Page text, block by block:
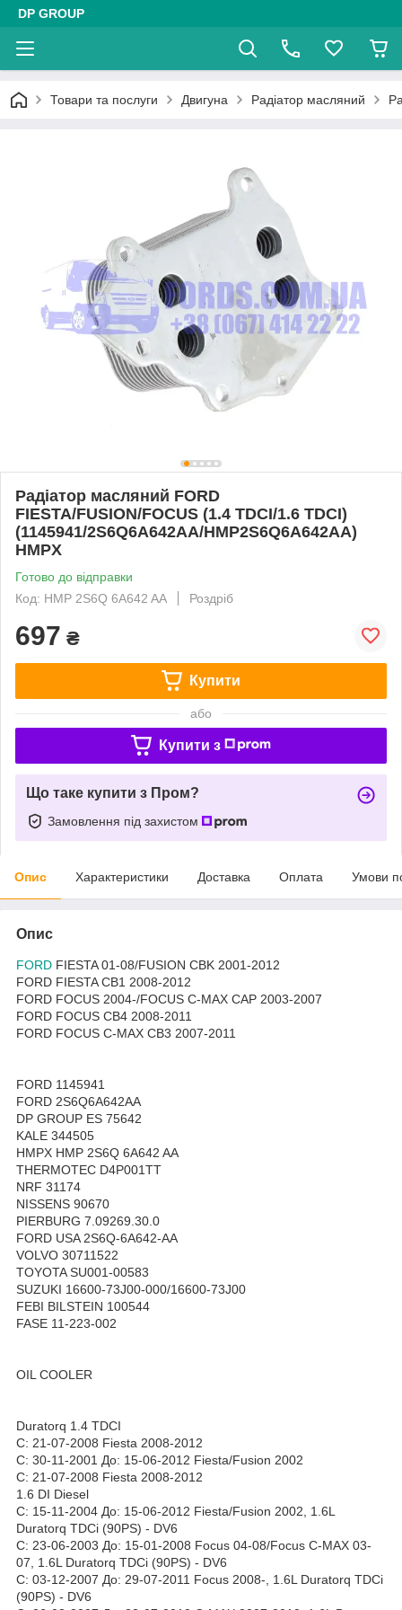
DP GROUP
Товари та послуги Двигуна Радіатор масляний
Радіатор масляний FORD
FIESTA/FUSION/FOCUS (1.4 TDCI/1.6 TDCI)
(1145941/2S6Q6A642AA/HMP2S6Q6A642AA)
HMPX
Готово до відправки
Код: HMP 2S6Q 6A642 AA
Роздріб
697 ₴
Купити
або
Купити з
Що таке купити з Пром?
Замовлення під захистом
Опис Характеристики Доставка Оплата Умови
Опис
FORD FIESTA 01-08/FUSION CBK 2001-2012
FORD FIESTA CB1 2008-2012
FORD FOCUS 2004-/FOCUS C-MAX CAP 2003-2007
FORD FOCUS CB4 2008-2011
FORD FOCUS C-MAX CB3 2007-2011
FORD 1145941
FORD 2S6Q6A642AA
DP GROUP ES 75642
KALE 344505
HMPX HMP 2S6Q 6A642 AA
THERMOTEC D4P001TT
NRF 31174
NISSENS 90670
PIERBURG 7.09269.30.0
FORD USA 2S6Q-6A642-AA
VOLVO 30711522
TOYOTA SU001-00583
SUZUKI 16600-73J00-000/16600-73J00
FEBI BILSTEIN 100544
FASE 11-223-002
OIL COOLER
Duratorq 1.4 TDCI
С: 21-07-2008 Fiesta 2008-2012
С: 30-11-2001 До: 15-06-2012 Fiesta/Fusion 2002
С: 21-07-2008 Fiesta 2008-2012
1.6 DI Diesel
С: 15-11-2004 До: 15-06-2012 Fiesta/Fusion 2002, 1.6L
Duratorq TDCi (90PS) - DV6
С: 23-06-2003 До: 15-01-2008 Focus 04-08/Focus C-MAX 03-
07, 1.6L Duratorq TDCi (90PS) - DV6
С: 03-12-2007 До: 29-07-2011 Focus 2008-, 1.6L Duratorq TDCi
(90PS) - DV6